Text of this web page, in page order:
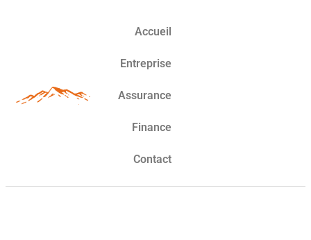
Accueil
Entreprise
Assurance
Finance
Contact